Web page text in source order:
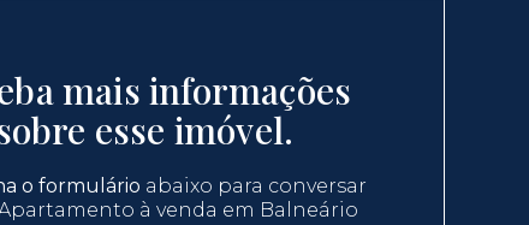
mais informações
esse imóvel.
o formulário abaixo para conversar
à venda em Balneário